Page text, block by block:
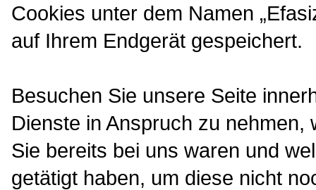
Cookies unter dem Namen
auf Ihrem Endgerät gespeichert.
Besuchen Sie unsere Seite
Dienste in Anspruch zu
Sie bereits bei uns waren und
getätigt haben, um diese nicht